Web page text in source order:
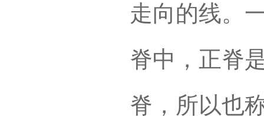
走向的线。
脊中，正脊
脊，所以也